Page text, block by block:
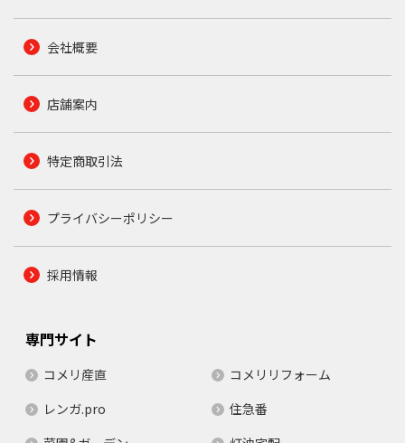
会社概要
店舗案内
特定商取引法
プライバシーポリシー
採用情報
専門サイト
コメリ産直
コメリリフォーム
レンガ.pro
住急番